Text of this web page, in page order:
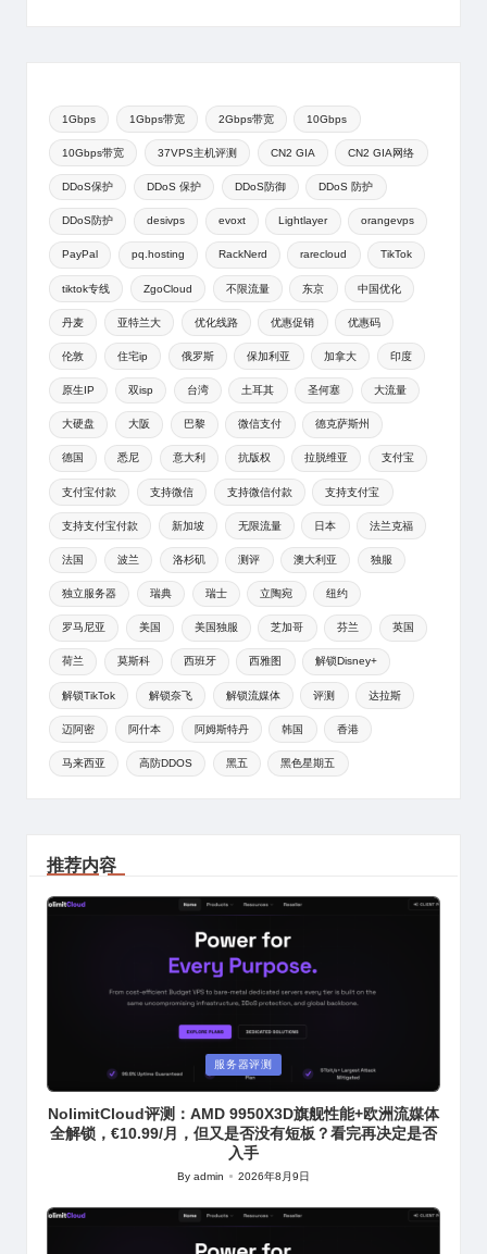
1Gbps 1Gbps带宽 2Gbps带宽 10Gbps
10Gbps带宽 37VPS主机评测 CN2 GIA CN2 GIA网络
DDoS保护 DDoS 保护 DDoS防御 DDoS 防护
DDoS防护 desivps evoxt Lightlayer orangevps
PayPal pq.hosting RackNerd rarecloud TikTok
tiktok专线 ZgoCloud 不限流量 东京 中国优化
丹麦 亚特兰大 优化线路 优惠促销 优惠码
伦敦 住宅ip 俄罗斯 保加利亚 加拿大 印度
原生IP 双isp 台湾 土耳其 圣何塞 大流量
大硬盘 大阪 巴黎 微信支付 德克萨斯州
德国 悉尼 意大利 抗版权 拉脱维亚 支付宝
支付宝付款 支持微信 支持微信付款 支持支付宝
支持支付宝付款 新加坡 无限流量 日本 法兰克福
法国 波兰 洛杉矶 测评 澳大利亚 独服
独立服务器 瑞典 瑞士 立陶宛 纽约
罗马尼亚 美国 美国独服 芝加哥 芬兰 英国
荷兰 莫斯科 西班牙 西雅图 解锁Disney+
解锁TikTok 解锁奈飞 解锁流媒体 评测 达拉斯
迈阿密 阿什本 阿姆斯特丹 韩国 香港
马来西亚 高防DDOS 黑五 黑色星期五
推荐内容
服务器评测
NolimitCloud评测：AMD 9950X3D旗舰性能+欧洲流媒体
全解锁，€10.99/月，但又是否没有短板？看完再决定是否
入手
Posted
Byadmin 2026年8月9日